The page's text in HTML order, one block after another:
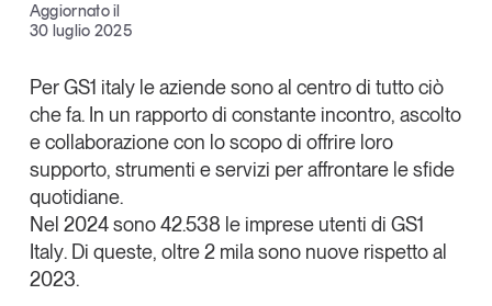
Magazine
Articoli
Opinioni
Dossier
Il Numero
Interviste
Comunicati stampa
Video
Podcast
Aggiornato il
30 luglio 2025
Linkedin
Copia Link
Per GS1 italy le aziende sono al centro di tutto ciò
che fa. In un rapporto di constante incontro, ascolto
e collaborazione con lo scopo di offrire loro
supporto, strumenti e servizi per affrontare le sfide
quotidiane.
Nel 2024 sono 42.538 le imprese utenti di GS1
Italy. Di queste, oltre 2 mila sono nuove rispetto al
2023.